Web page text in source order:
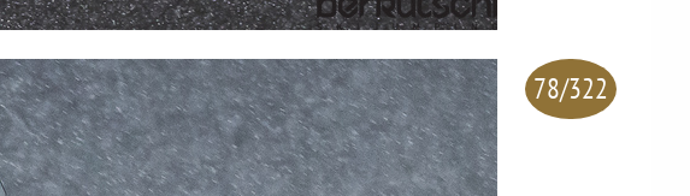
78/322